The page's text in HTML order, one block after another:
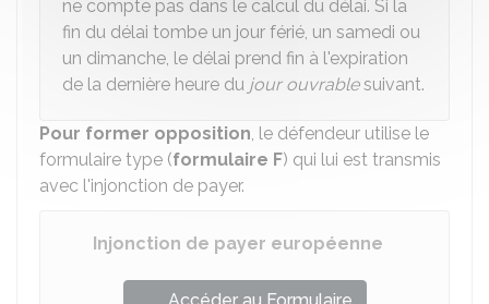
ne compte pas dans le calcul du délai. Si la
fin du délai tombe un jour férié, un samedi ou
un dimanche, le délai prend fin à l'expiration
de la dernière heure du jour ouvrablesuivant.
Pour former opposition, le défendeur utilise le
formulaire type (formulaire F) qui lui est transmis
avec l'injonction de payer.
Injonction de payer européenne